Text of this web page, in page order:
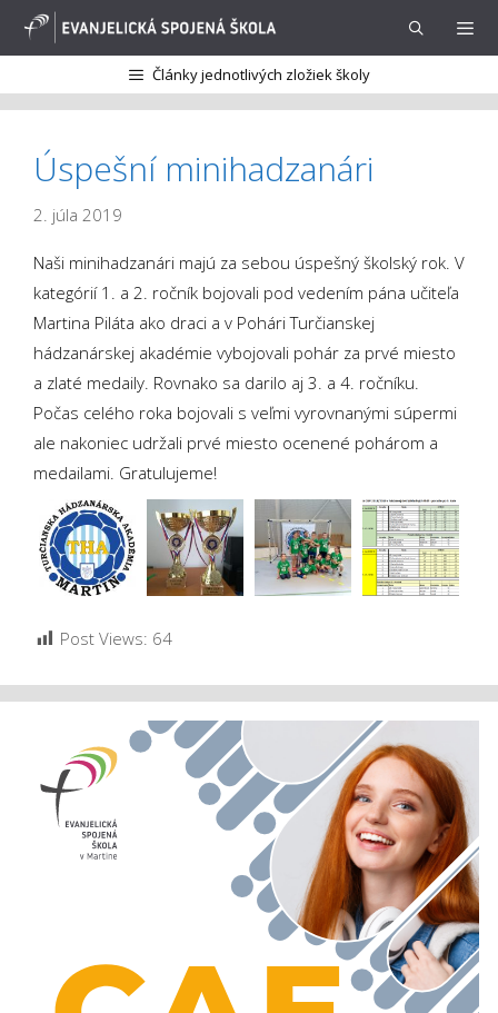
Preskočiť
Články jednotlivých zložiek školy
Úspešní minihadzanári
2. júla 2019
Naši minihadzanári majú za sebou úspešný školský rok. V
kategórií 1. a 2. ročník bojovali pod vedením pána učiteľa
Martina Piláta ako draci a v Pohári Turčianskej
hádzanárskej akadémie vybojovali pohár za prvé miesto
a zlaté medaily. Rovnako sa darilo aj 3. a 4. ročníku.
Počas celého roka bojovali s veľmi vyrovnanými súpermi
ale nakoniec udržali prvé miesto ocenené pohárom a
medailami. Gratulujeme!
Post Views: 64